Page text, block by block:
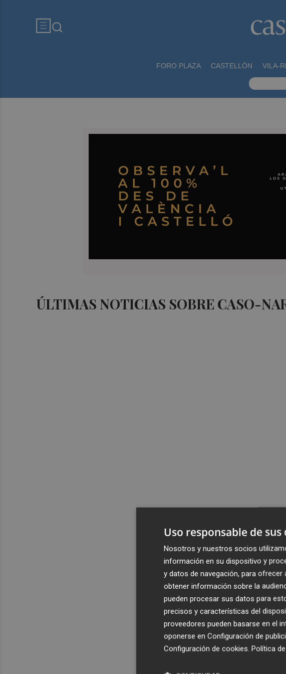
FORO PLAZA CASTELLÓN VILA-
ÚLTIMAS NOTICIAS SOBRE CASO-
Uso responsable de sus
Nosotros y nuestros socios
información en su dispositivo y
y datos de navegación, para
obtener información sobre la
pueden procesar sus datos para
precisos y características del
proveedores pueden basarse en el
oponerse en Configuración de
Configuración de cookies. Política